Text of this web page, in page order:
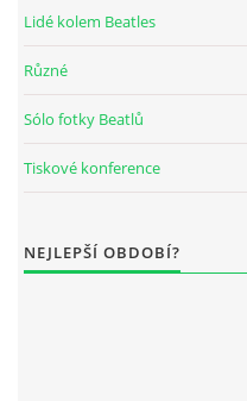
DISKOGRAFIE - BOOTLEGY III
Lidé kolem Beatles
Různé
Sólo fotky Beatlů
Tiskové konference
NEJLEPŠÍ OBDOBÍ?